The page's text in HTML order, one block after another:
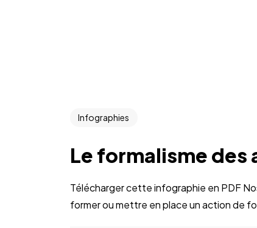
Infographies
Le formalisme des
Télécharger cette infographie en PDF
former ou mettre en place un action de